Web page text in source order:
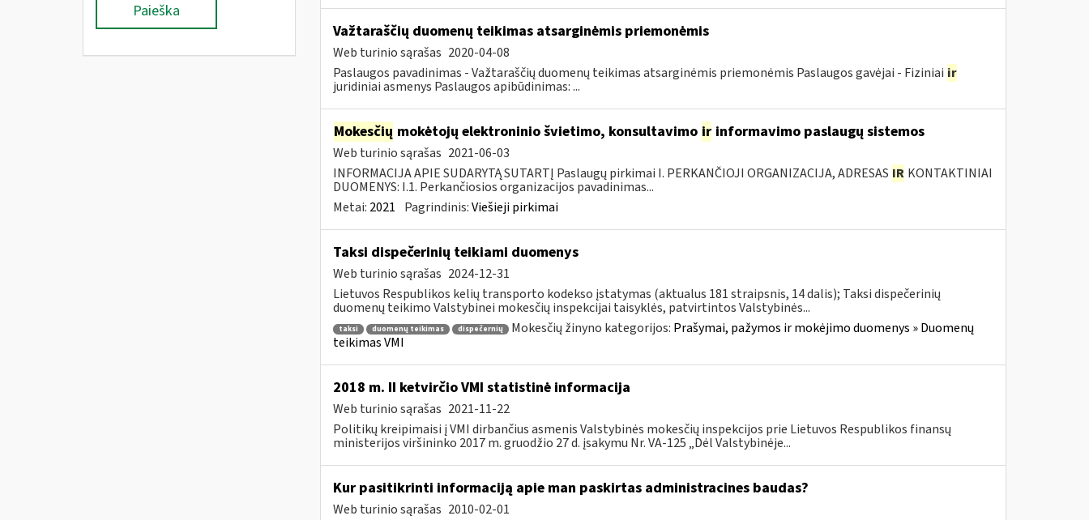
Paieška
Važtaraščių duomenų teikimas atsarginėmis priemonėmis
Web turinio sąrašas 2020-04-08
Paslaugos pavadinimas - Važtaraščių duomenų teikimas atsarginėmis priemonėmis Paslaugos gavėjai - Fiziniai ir
juridiniai asmenys Paslaugos apibūdinimas: ...
Mokesčių mokėtojų elektroninio švietimo, konsultavimo irinformavimo paslaugų sistemos
Web turinio sąrašas 2021-06-03
INFORMACIJA APIE SUDARYTĄ SUTARTĮ Paslaugų pirkimai I. PERKANČIOJI ORGANIZACIJA, ADRESAS IR KONTAKTINIAI
DUOMENYS: I.1. Perkančiosios organizacijos pavadinimas...
Metai: 2021 Pagrindinis:Viešieji pirkimai
Taksi dispečerinių teikiami duomenys
Web turinio sąrašas 2024-12-31
Lietuvos Respublikos kelių transporto kodekso įstatymas (aktualus 181 straipsnis, 14 dalis); Taksi dispečerinių
duomenų teikimo Valstybinei mokesčių inspekcijai taisyklės, patvirtintos Valstybinės...
taksi duomenų teikimas dispečernių Mokesčių žinyno kategorijos: Prašymai, pažymos ir mokėjimo duomenys » Duomenų
teikimas VMI
2018 m. II ketvirčio VMI statistinė informacija
Web turinio sąrašas 2021-11-22
Politikų kreipimaisi į VMI dirbančius asmenis Valstybinės mokesčių inspekcijos prie Lietuvos Respublikos finansų
ministerijos viršininko 2017 m. gruodžio 27 d. įsakymu Nr. VA-125 „Dėl Valstybinėje...
Kur pasitikrinti informaciją apie man paskirtas administracines baudas?
Web turinio sąrašas 2010-02-01